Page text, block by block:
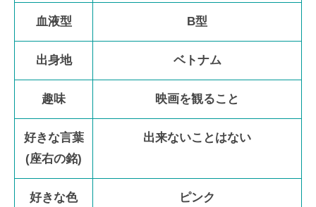
血液型 B型
出身地 ベトナム
趣味 映画を観ること
好きな言葉
(座右の銘)
出来ないことはない
好きな色 ピンク